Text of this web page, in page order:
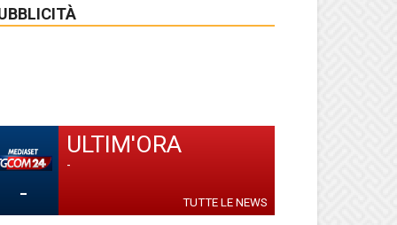
-
ULTIM'ORA
-
TUTTE LE NEWS